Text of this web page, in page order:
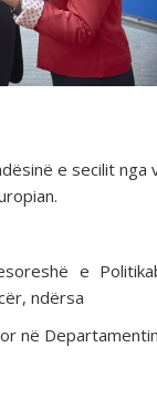
e secilit
e
ndërsa
në